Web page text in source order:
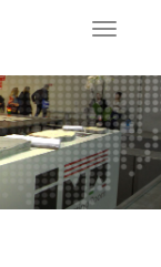
Toggle